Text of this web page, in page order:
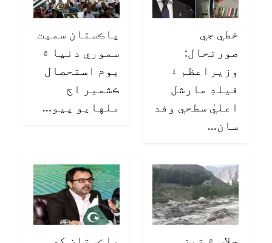
خطي جي
صورتحال:
وزيراعظم ۽
فيلڊ مارشل
اعليٰ سطحي وفد
سان…
پاڪستان سميت
سموري دنيا ۾
يوم استحصال
ڪشمير اڄ
ملهايو پيو…